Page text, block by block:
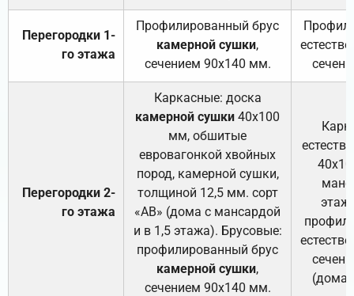
Перегородки 1-
го этажа
Профилированный брус
камерной сушки,
сечением 90х140 мм.
Перегородки 2-
го этажа
Каркасные: доска
камерной сушки 40х100
мм, обшитые
евровагонкой хвойных
пород, камерной сушки,
толщиной 12,5 мм. сорт
«АВ» (дома с мансардой
и в 1,5 этажа). Брусовые:
профилированный брус
камерной сушки,
сечением 90х140 мм.
(дома